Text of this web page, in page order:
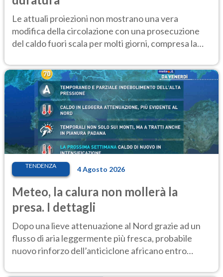
Le attuali proiezioni non mostrano una vera
modifica della circolazione con una prosecuzione
del caldo fuori scala per molti giorni, compresa la
TENDENZA 4 Agosto 2026
Meteo, la calura non mollerà la
presa. I dettagli
Dopo una lieve attenuazione al Nord grazie ad un
flusso di aria leggermente più fresca, probabile
nuovo rinforzo dell’anticiclone africano entro